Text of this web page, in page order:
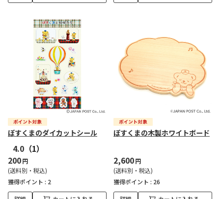
ぽすくまのダイカットシール
4.0 （1）
200円
(送料別・税込)
獲得ポイント : 2
ぽすくまの木製ホワイトボード
2,600円
(送料別・税込)
獲得ポイント : 26